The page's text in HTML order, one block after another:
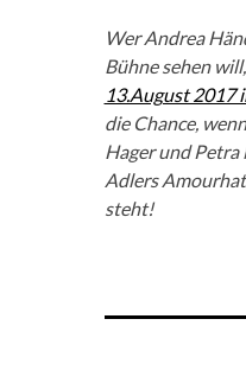
Wer Andrea
Bühne sehen
13.August 2017
die Chance,
Hager und Petra
Adlers
steht!